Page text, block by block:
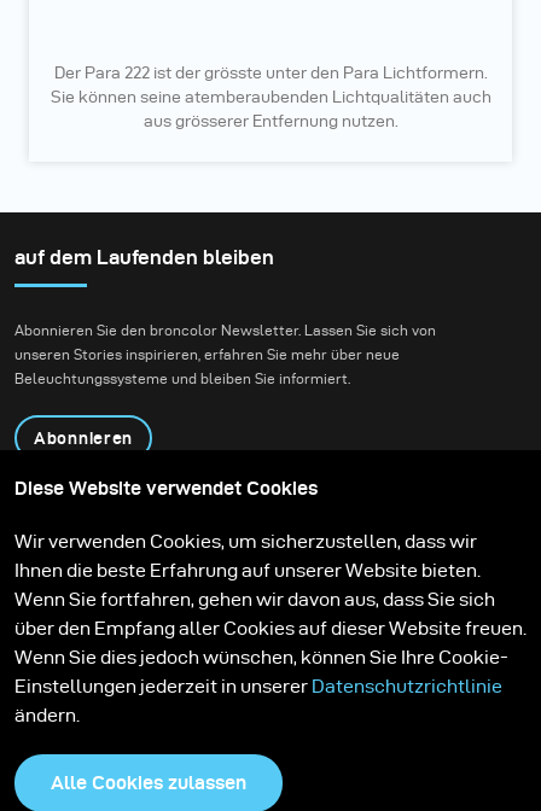
Der Para 222 ist der grösste unter den Para Lichtformern.
Sie können seine atemberaubenden Lichtqualitäten auch
aus grösserer Entfernung nutzen.
auf dem Laufenden bleiben
Abonnieren Sie den broncolor Newsletter. Lassen Sie sich von
unseren Stories inspirieren, erfahren Sie mehr über neue
Beleuchtungssysteme und bleiben Sie informiert.
Abonnieren
Kontakt
Technologien
Contribute to our blog
Lernen
Support
Karriere
Media Center
Diese Website verwendet Cookies
Wir verwenden Cookies, um sicherzustellen, dass wir
Ihnen die beste Erfahrung auf unserer Website bieten.
Wenn Sie fortfahren, gehen wir davon aus, dass Sie sich
über den Empfang aller Cookies auf dieser Website freuen.
Wenn Sie dies jedoch wünschen, können Sie Ihre Cookie-
Einstellungen jederzeit in unserer Datenschutzrichtlinie
ändern.
Alle Cookies zulassen